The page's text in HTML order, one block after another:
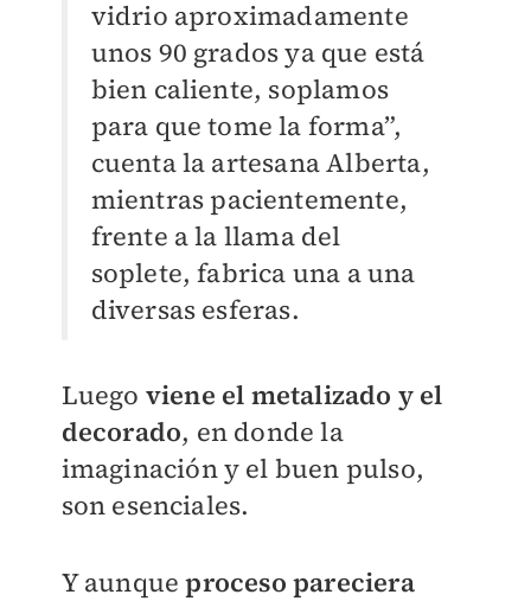
vidrio aproximadamente
unos 90 grados ya que está
bien caliente, soplamos
para que tome la forma”,
cuenta la artesana Alberta,
mientras pacientemente,
frente a la llama del
soplete, fabrica una a una
diversas esferas.
Luego viene el metalizado y el
decorado, en donde la
imaginación y el buen pulso,
son esenciales.
Y aunqueproceso pareciera